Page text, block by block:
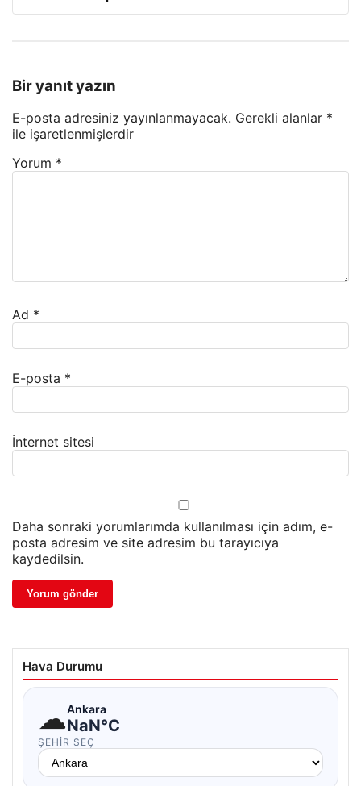
Bir yanıt yazın
E-posta adresiniz yayınlanmayacak. Gerekli alanlar *
ile işaretlenmişlerdir
Yorum *
Ad *
E-posta *
İnternet sitesi
Daha sonraki yorumlarımda kullanılması için adım, e-
posta adresim ve site adresim bu tarayıcıya
kaydedilsin.
Hava Durumu
☁Ankara
NaN°C
ŞEHIR SEÇ